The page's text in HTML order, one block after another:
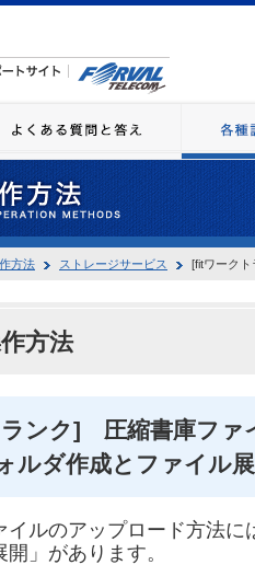
方法 ストレージサービス [fitワーク
方法
ンク] 圧縮書庫ファ
ルダ作成とファイル
イルのアップロード方法に
開」があります。